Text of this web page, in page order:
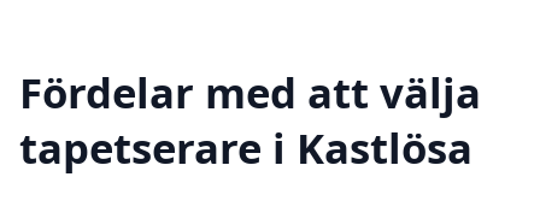
Fördelar med att välja
tapetserare i Kastlösa